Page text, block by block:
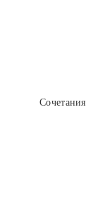
Сочетания